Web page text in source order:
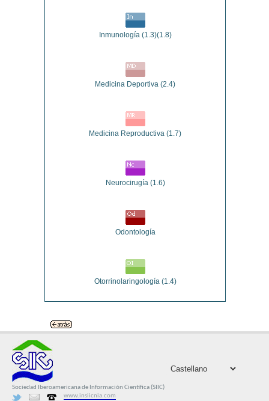
Inmunología (1.3)(1.8)
Medicina Deportiva (2.4)
Medicina Reproductiva (1.7)
Neurocirugía (1.6)
Odontología
Otorrinolaringología (1.4)
Sociedad Iberoamericana de Información Científica (SIIC)
www.insiicnia.com